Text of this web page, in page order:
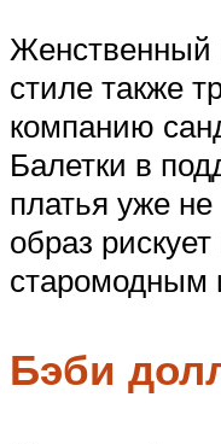
Женственный
стиле также
компанию
Балетки в
платья уже
образ
старомодным
Бэби